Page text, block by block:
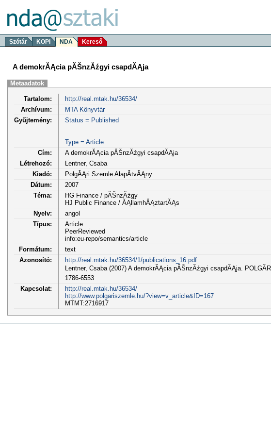
Szótár KOPI NDA Kereső
A demokrĂĄcia pĂŠnzĂźgyi csapdĂĄja
Metaadatok
Tartalom:
http://real.mtak.hu/36534/
Archívum:
MTA Könyvtár
Gyűjtemény:
Status = Published
Type = Article
Cím:
A demokrĂĄcia pĂŠnzĂźgyi csapdĂĄja
Létrehozó:
Lentner, Csaba
Kiadó:
PolgĂĄri Szemle AlapĂ­tvĂĄny
Dátum:
2007
Téma:
HG Finance / pĂŠnzĂźgy
HJ Public Finance / ĂĄllamhĂĄztartĂĄs
Nyelv:
angol
Típus:
Article
PeerReviewed
info:eu-repo/semantics/article
Formátum:
text
Azonosító:
http://real.mtak.hu/36534/1/publications_16.pdf
Lentner, Csaba (2007) A demokrĂĄcia pĂŠnzĂźgyi csapdĂĄja.
1786-6553
Kapcsolat:
http://real.mtak.hu/36534/
http://www.polgariszemle.hu/?view=v_article&ID=167
MTMT:2716917